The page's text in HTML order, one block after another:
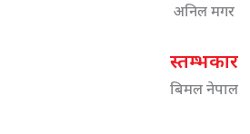
अनिल मगर
स्तम्भकार
बिमल नेपाल